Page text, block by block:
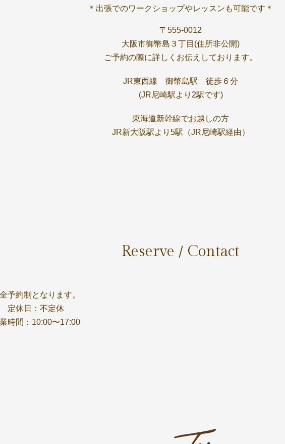
＊出張でのワークショップやレッスンも可能です＊
〒555-0012
大阪市御幣島３丁目(住所非公開)
ご予約の際に詳しくお伝えしております。
JR東西線 御幣島駅 徒歩６分
(JR尼崎駅より2駅です)
東海道新幹線でお越しの方
JR新大阪駅より5駅（JR尼崎駅経由）
Reserve / Contact
予約制となります。
定休日：不定休
時間：10:00〜17:00